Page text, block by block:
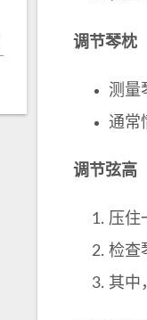
调节琴枕
测量
通常
调节弦高
压住
检查
其中